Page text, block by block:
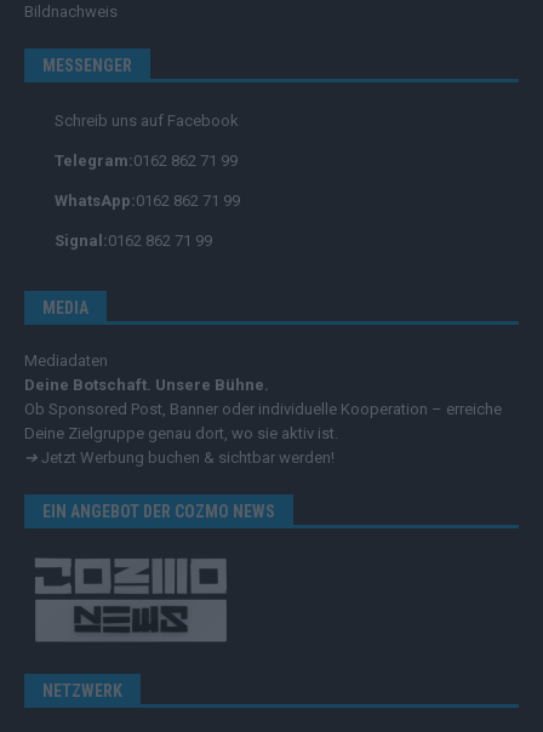
Bildnachweis
MESSENGER
Schreib uns auf Facebook
Telegram:0162 862 71 99
WhatsApp:0162 862 71 99
Signal:0162 862 71 99
MEDIA
Mediadaten
Deine Botschaft. Unsere Bühne.
Ob Sponsored Post, Banner oder individuelle Kooperation – erreiche
Deine Zielgruppe genau dort, wo sie aktiv ist.
➔ Jetzt Werbung buchen & sichtbar werden!
EIN ANGEBOT DER COZMO NEWS
NETZWERK